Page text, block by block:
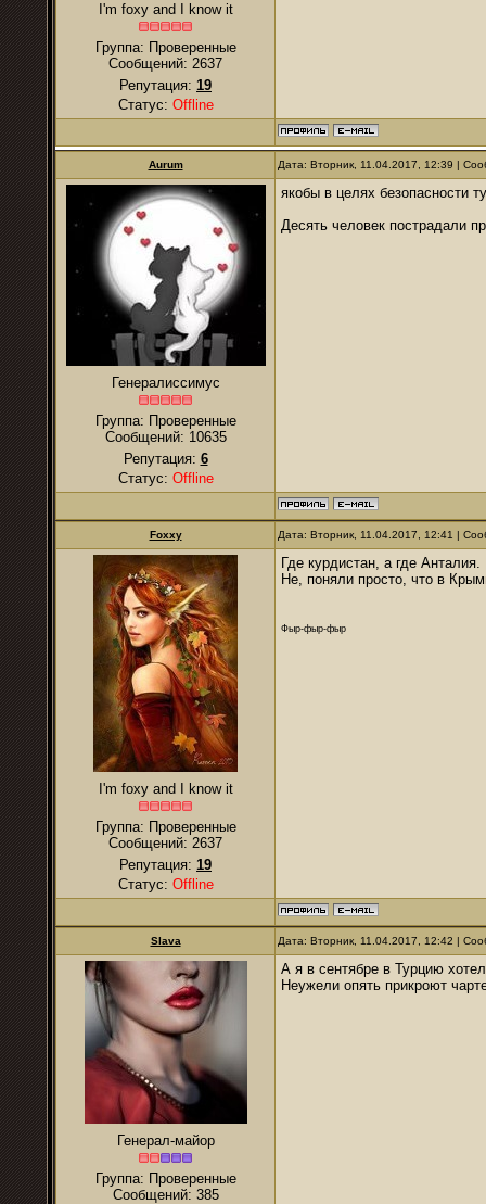
I'm foxy and I know it
Группа: Проверенные
Сообщений: 2637
Репутация: 19
Статус: Offline
Aurum Дата: Вторник, 11.04.2017, 12:39 |
Генералиссимус
Группа: Проверенные
Сообщений: 10635
Репутация: 6
Статус: Offline
якобы в целях безопасности
Десять человек пострадали
Foxxy Дата: Вторник, 11.04.2017, 12:41 |
I'm foxy and I know it
Группа: Проверенные
Сообщений: 2637
Репутация: 19
Статус: Offline
Где курдистан, а где Анталия.
Не, поняли просто, что в
Фыр-фыр-фыр
Slava Дата: Вторник, 11.04.2017, 12:42 |
Генерал-майор
Группа: Проверенные
Сообщений: 385
А я в сентябре в Турцию
Неужели опять прикроют